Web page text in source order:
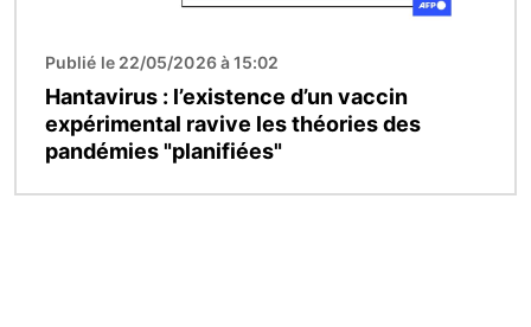
Publié le 22/05/2026 à 15:02
Hantavirus : l’existence d’un vaccin
expérimental ravive les théories des
pandémies "planifiées"